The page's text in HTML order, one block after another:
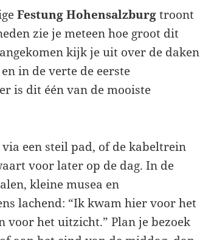
Festung Hohensalzburgtroont
zie je meteen hoe groot dit
kijk je uit over de daken
in de verte de eerste
is dit één van de mooiste
een steil pad, of de kabeltrein
voor later op de dag. In de
kleine musea en
lachend: “Ik kwam hier voor het
voor het uitzicht.” Plan je bezoek